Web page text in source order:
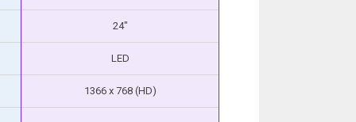
24″
LED
1366 x 768 (HD)